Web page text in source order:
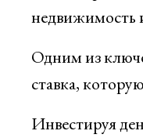
недвижимость
Одним из
ставка,
Инвестируя